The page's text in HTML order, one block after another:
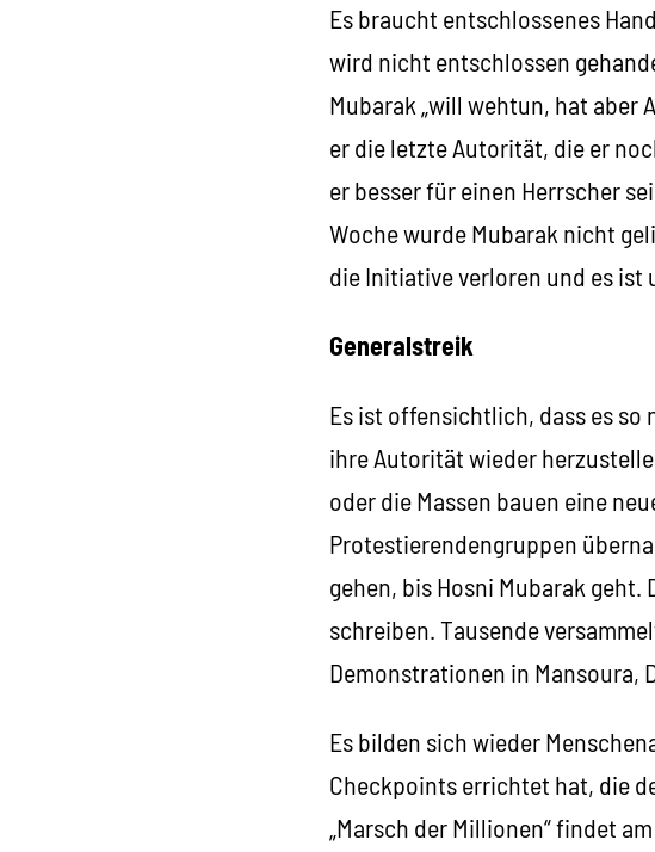
Es braucht entschlossenes
wird nicht entschlossen
Mubarak „will wehtun, hat aber
er die letzte Autorität, die er
er besser für einen Herrscher
Woche wurde Mubarak nicht
die Initiative verloren und es ist
Generalstreik
Es ist offensichtlich, dass es
ihre Autorität wieder
oder die Massen bauen eine
Protestierendengruppen
gehen, bis Hosni Mubarak
schreiben. Tausende
Demonstrationen in Mansoura,
Es bilden sich wieder
Checkpoints errichtet hat, die
„Marsch der Millionen“ findet